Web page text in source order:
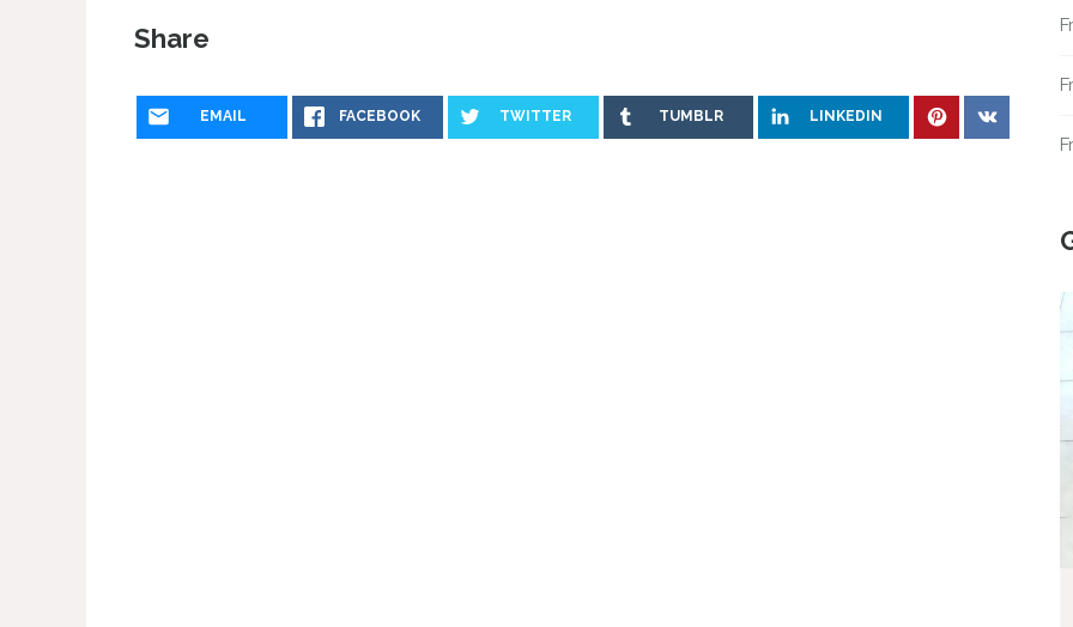
Share
EMAIL FACEBOOK TWITTER TUMBLR LINKEDIN